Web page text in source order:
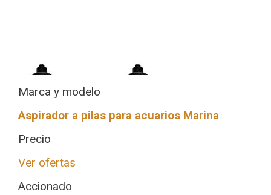
Marca y modelo
Aspirador a pilas para acuarios Marina
Precio
Ver ofertas
Accionado